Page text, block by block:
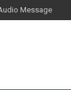
Message